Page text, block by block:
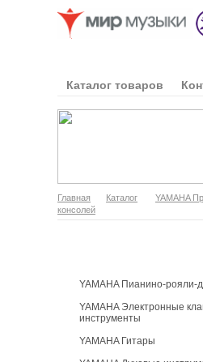
Каталог товаров
Главная Каталог
YAMAHA
консолей
YAMAHA Пианино-рояли-
YAMAHA Электронные
инструменты
YAMAHA Гитары